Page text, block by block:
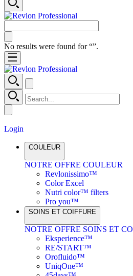
No results were found for “”.
Login
COULEUR
NOTRE OFFRE COULEUR
Revlonissimo™
Color Excel
Nutri color™ filters
Pro you™
SOINS ET COIFFURE
NOTRE OFFRE SOINS ET
Eksperience™
RE/START™
Orofluido™
UniqOne™